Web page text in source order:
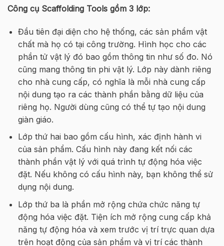
Công cụ Scaffolding Tools gồm 3 lớp:
Đầu tiên đại diện cho hệ thống, các sản phẩm vật
chất mà họ có tại công trường. Hình học cho các
phần tử vật lý đó bao gồm thông tin như số đo. Nó
cũng mang thông tin phi vật lý. Lớp này dành riêng
cho nhà cung cấp, có nghĩa là mỗi nhà cung cấp
nội dung tạo ra các thành phần bằng dữ liệu của
riêng họ. Người dùng cũng có thể tự tạo nội dung
giàn giáo.
Lớp thứ hai bao gồm cấu hình, xác định hành vi
của sản phẩm. Cấu hình này đang kết nối các
thành phần vật lý với quá trình tự động hóa việc
đặt. Nếu không có cấu hình này, bạn không thể sử
dụng nội dung.
Lớp thứ ba là phần mở rộng chứa chức năng tự
động hóa việc đặt. Tiện ích mở rộng cung cấp khả
năng tự động hóa và xem trước vị trí trực quan dựa
trên hoạt động của sản phẩm và vị trí các thành